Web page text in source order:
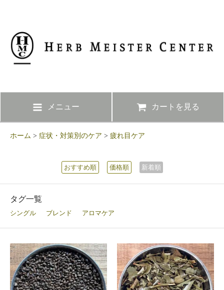
メニュー カートを見る
ホーム > 症状・対策別のケア > 疲れ目ケア
おすすめ順 価格順 新着順
タグ一覧
シングル ブレンド アロマケア